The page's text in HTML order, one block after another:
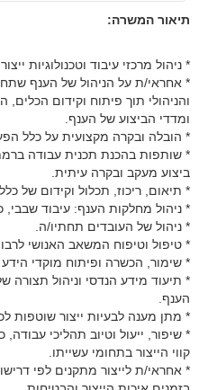
תיאור המשרה:
* ניהול מרכזי עיבוד וטכנולוגיות ייצור.
* אחראי/ת על הניהול של הענף
והניהולי תוך פיתוח וקידום הכלים,
ומדדי הביצוע של הענף.
* הובלה ובקרה מקצועית על כלל
* שותפות בהכנת תכנית עבודה
ביצוע מעקב ובקרה עיתית.
* תיאום, ריכוז, תכלול וקידום של
* ניהול מחלקות הענף: עיבוד שבבי,
* ניהול של העובדים תחתיו/ה.
* טיפול וטיפוח המשאב האנושי
* שימור, הכשרה ופיתוח מוקדי הידע
* תיעוד מידע הנדסי וניהול תצורה
הענף.
* מתן מענה לבעיות ייצור שוטפות
* שיפור, ייעול וטיוב תהליכי עבודה,
קווי הייצור בתחומי עשייתו.
* אחראי/ת לייצור מתקנים לפי